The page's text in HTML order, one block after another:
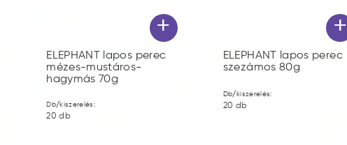
+
ELEPHANT lapos perec
mézes-mustáros-
hagymás 70g
Db/kiszerelés:
20 db
+
ELEPHANT lapos perec
szezámos 80g
Db/kiszerelés:
20 db